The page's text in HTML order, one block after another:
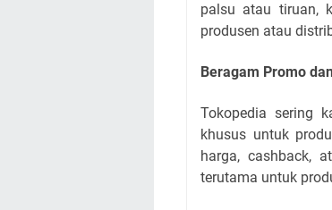
palsu atau tiruan,
produsen atau
Beragam Promo
Tokopedia sering
khusus untuk
harga, cashback,
terutama untuk